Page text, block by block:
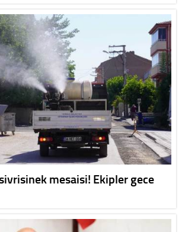
sivrisinek mesaisi! Ekipler gece